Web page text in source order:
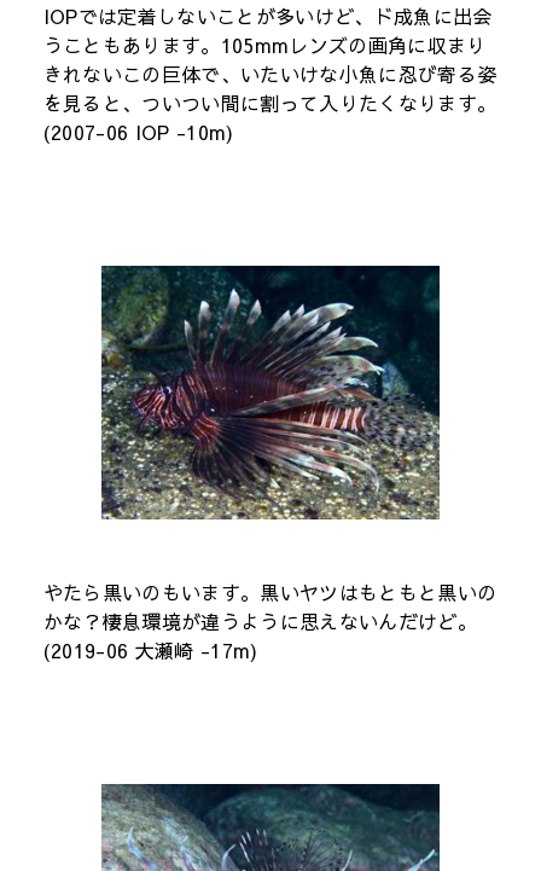
IOPでは定着しないことが多いけど、ド成魚に出会
うこともあります。105mmレンズの画角に収まり
きれないこの巨体で、いたいけな小魚に忍び寄る姿
を見ると、ついつい間に割って入りたくなります。
(2007-06 IOP -10m)
やたら黒いのもいます。黒いヤツはもともと黒いの
かな？棲息環境が違うように思えないんだけど。
(2019-06 大瀬崎 -17m)